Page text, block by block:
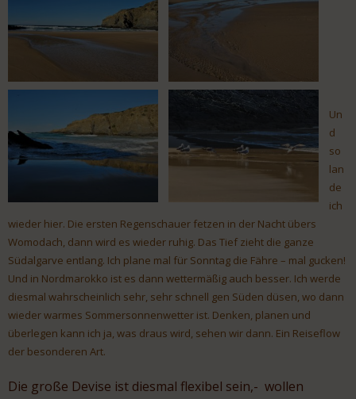
Un
d
so
lan
de
ich
wieder hier. Die ersten Regenschauer fetzen in der Nacht übers
Womodach, dann wird es wieder ruhig. Das Tief zieht die ganze
Südalgarve entlang. Ich plane mal für Sonntag die Fähre – mal gucken!
Und in Nordmarokko ist es dann wettermäßig auch besser. Ich werde
diesmal wahrscheinlich sehr, sehr schnell gen Süden düsen, wo dann
wieder warmes Sommersonnenwetter ist. Denken, planen und
überlegen kann ich ja, was draus wird, sehen wir dann. Ein Reiseflow
der besonderen Art.
Die große Devise ist diesmal flexibel sein,- wollen